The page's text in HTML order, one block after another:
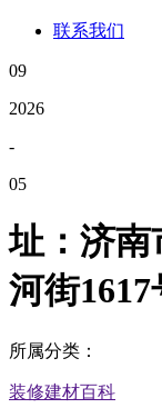
联系我们
09
2026
-
05
址：济南
河街
所属分类：
装修建材百科